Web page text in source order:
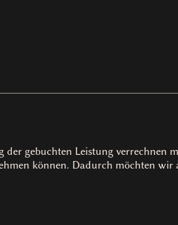
gebuchten Leistung verrechnen
können. Dadurch möchten wir